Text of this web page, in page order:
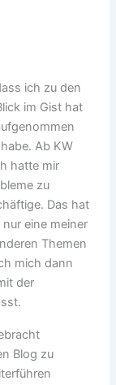
ich zu den
im Gist hat
Ab KW
hatte mir
zu
Das hat
eine meiner
Themen
mich dann
der
Blog zu